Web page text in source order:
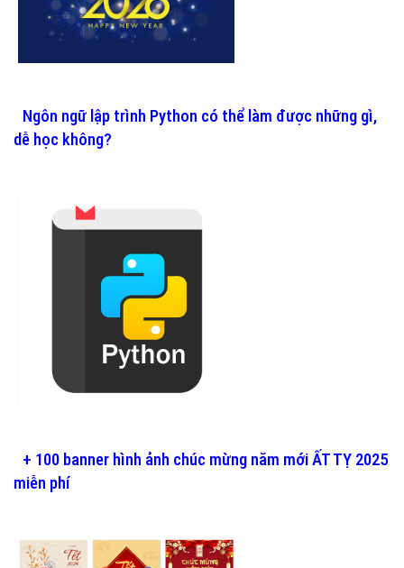
Ngôn ngữ lập trình Python có thể làm được những gì,
dễ học không?
+ 100 banner hình ảnh chúc mừng năm mới ẤT TỴ 2025
miễn phí